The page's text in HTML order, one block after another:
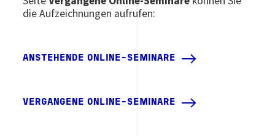
die Aufzeichnungen aufrufen:
ANSTEHENDE ONLINE-SEMINARE
VERGANGENE ONLINE-SEMINARE